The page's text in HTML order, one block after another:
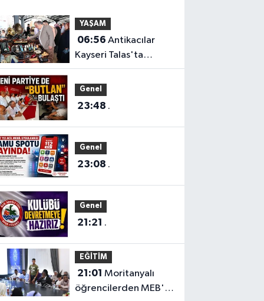
YAŞAM
06:56 Antikacılar
Kayseri Talas'ta
buluşuyor
Genel
23:48 .
Genel
23:08 .
Genel
21:21 .
EĞİTİM
21:01 Moritanyalı
öğrencilerden MEB'e